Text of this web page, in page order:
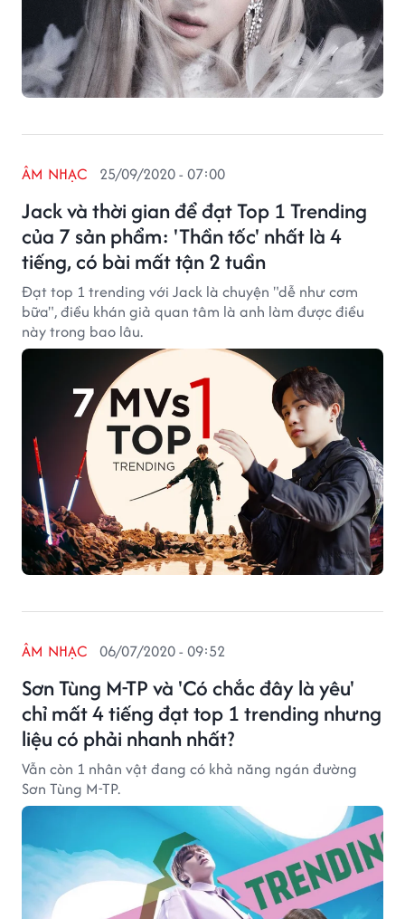
Jack và thời gian để đạt Top 1 Trending
của 7 sản phẩm: 'Thần tốc' nhất là 4
tiếng, có bài mất tận 2 tuần
ÂM NHẠC 25/09/2020 - 07:00
Đạt top 1 trending với Jack là chuyện "dễ như cơm
bữa", điều khán giả quan tâm là anh làm được điều
này trong bao lâu.
Sơn Tùng M-TP và 'Có chắc đây là yêu'
chỉ mất 4 tiếng đạt top 1 trending nhưng
liệu có phải nhanh nhất?
ÂM NHẠC 06/07/2020 - 09:52
Vẫn còn 1 nhân vật đang có khả năng ngán đường
Sơn Tùng M-TP.